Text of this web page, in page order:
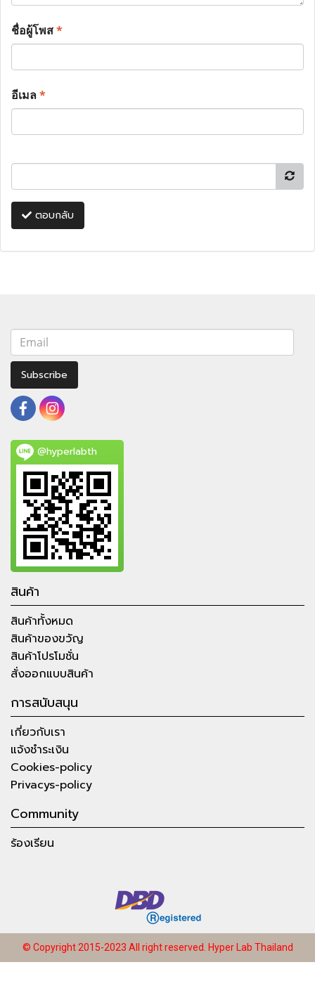
ชื่อผู้โพส*
อีเมล*
ตอบกลับ
Subscribe
@hyperlabth
สินค้า
สินค้าทั้งหมด
สินค้าของขวัญ
สินค้าโปรโมชั่น
สั่งออกแบบสินค้า
การสนับสนุน
เกี่ยวกับเรา
แจ้งชำระเงิน
Cookies-policy
Privacys-policy
Community
ร้องเรียน
© Copyright 2015-2023 All right reserved. Hyper Lab Thailand